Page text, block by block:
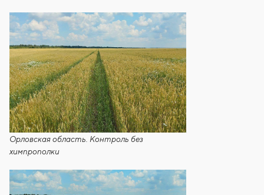
Орловская область. Контроль без
химпрополки